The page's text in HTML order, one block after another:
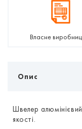
Власне
Опис
Швелер
якості.